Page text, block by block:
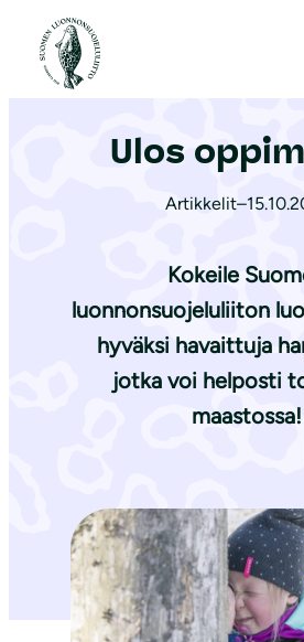
Etusivu
Ulos
Artikkelit–
Kokeile
luonnonsuojeluliiton
hyväksi havaittuja
jotka voi helposti
maastossa!